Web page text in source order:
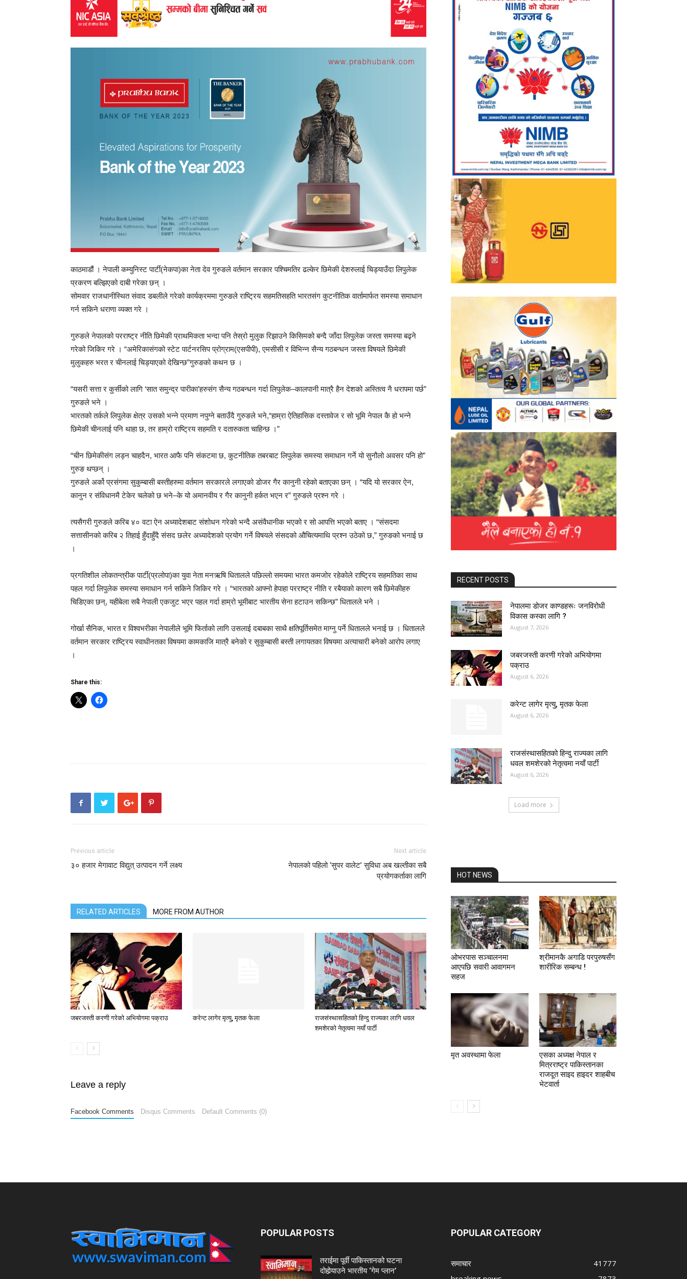
काठमाडौं । नेपाली कम्युनिस्ट पार्टी(नेकपा)का नेता देव गुरुङले वर्तमान सरकार पश्चिमतिर ढल्केर छिमेकी देशरुलाई चिड्याउँदा लिपुलेक
प्रकरण बल्झिएको दाबी गरेका छन् ।
सोमवार राजधानीस्थित संवाद डबलीले गरेको कार्यक्रममा गुरुङले राष्ट्रिय सहमतिसहति भारतसंग कुटनीतिक वार्तामार्फत समस्या समाधान
गर्न सकिने धराणा व्यक्त गरे ।
गुरुङले नेपालको परराष्ट्र नीति छिमेकी प्राथमिकता भन्दा पनि तेस्रो मुलुक रिझाउने किसिमको बन्दै जाँदा लिपुलेक जस्ता समस्या बढ्ने
गरेको जिकिर गरे । “अमेरिकासंगको स्टेट पार्टनरसिप प्रोग्राम(एसपीपी), एमसीसी र विभिन्न सैन्य गठबन्धन जस्ता विषयले छिमेकी
मुलुकहरु भरत र चीनलाई चिड्याएको देखिन्छ”गुरुङको कथन छ ।
“यसरी सत्ता र कुर्सीको लागि ‘सात समुन्द्र पारीका’हरुसंग सैन्य गठबन्धन गर्दा लिपुलेक–कालपानी मात्रै हैन देशको अस्तित्व नै धरापमा पर्छ”
गुरुङले भने ।
भारतको तर्कले लिपुलेक क्षेत्र उसको भन्ने प्रमाण नपुग्ने बताउँदै गुरुङले भने,“हाम्रा ऐतिहासिक दस्तावेज र सो भूमि नेपाल कै हो भन्ने
छिमेकी चीनलाई पनि थाहा छ, तर हाम्रो राष्ट्रिय सहमति र दतारुकता चाहिन्छ ।”
“चीन छिमेकीसंग लड्न चाहदैन, भारत आफै पनि संकटमा छ, कुटनीतिक तबरबाट लिपुलेक समस्या समाधान गर्ने यो सुनौलो अवसर पनि हो”
गुरुङ थप्छन् ।
गुरुङले अर्को प्रसंगमा सुकुम्बासी बस्तीहरुमा वर्तमान सरकारले लगाएको डोजर गैर कानुनी रहेको बताएका छन् । “यदि यो सरकार ऐन,
कानुन र संविधानमै टेकेर चलेको छ भने–के यो अमानवीय र गैर कानुनी हर्कत भएन र” गुरुङले प्रश्न गरे ।
त्यसैगरी गुरुङले करिब ४० वटा ऐन अध्यादेशबाट संशोधन गरेको भन्दै असंवैधानीक भएको र सो आपत्ति भएको बताए । “संसदमा
सत्तासीनको करिब २ तिहाई हुँदाहुँदै संसद छलेर अध्यादेशको प्रयोग गर्ने विषयले संसदको औचित्यमाथि प्रश्न उठेको छ,” गुरुङको भनाई छ
।
प्रगतिशील लोकतन्त्रीक पार्टी(प्रलोपा)का युवा नेता मनऋषि धितालले पछिल्लो समयमा भारत कमजोर रहेकोले राष्ट्रिय सहमतिका साथ
पहल गर्दा लिपुलेक समस्या समाधान गर्न सकिने जिकिर गरे । “भारतको आफ्नो हेपाहा परराष्ट्र नीति र रबैयाको कारण सबै छिमेकीहरु
चिडिएका छन्, यहीबेला सबै नेपाली एकजुट भएर पहल गर्दा हाम्रो भूमीबाट भारतीय सेना हटाउन सकिन्छ” धितालले भने ।
गोर्खा सैनिक, भारत र विश्वभरीका नेपालीले भूमि फिर्ताको लागि उसलाई दबाबका साथै क्षतिपूर्तिसमेत माग्नु पर्ने धितालले भनाई छ । धितालले
वर्तमान सरकार राष्ट्रिय स्वाधीनतका विषयमा कामकाजि मात्रै बनेको र सुकुम्बासी बस्ती लगायतका विषयमा अत्याचारी बनेको आरोप लगाए
।
Share this:
Previous article
३० हजार मेगावाट विद्युत् उत्पादन गर्ने लक्ष्य
Next article
नेपालको पहिलो ‘सुपर वालेट’ सुविधा अब खल्तीका सबै
प्रयोगकर्ताका लागि
RELATED ARTICLES MORE FROM AUTHOR
जबरजस्ती करणी गरेको अभियोगमा पक्राउ करेन्ट लागेर मृत्यु, मृतक फेला
राजसंस्थासहितको हिन्दु राज्यका लागि धवल
शमशेरको नेतृत्वमा नयाँ पार्टी
Leave a reply
Facebook Comments Disqus Comments Default Comments (0)
RECENT POSTS
नेपालमा डोजर काण्डहरूः जनविरोधी
विकास कस्का लागि ?
August 7, 2026
जबरजस्ती करणी गरेको अभियोगमा
पक्राउ
August 6, 2026
करेन्ट लागेर मृत्यु, मृतक फेला
August 6, 2026
राजसंस्थासहितको हिन्दु राज्यका लागि
धवल शमशेरको नेतृत्वमा नयाँ पार्टी
August 6, 2026
Load more
HOT NEWS
ओभरपास सञ्चालनमा
आएपछि सवारी आवागमन
सहज
श्रीमानकै अगाडि परपुरुषसँग
शारीरिक सम्बन्ध !
मृत अवस्थामा फेला
एसका अध्यक्ष नेपाल र
मित्रराष्ट्र पाकिस्तानका
राजदूत साइद हाइदर शाहबीच
भेटवार्ता
POPULAR POSTS
तराईमा पूर्वी पाकिस्तानको घटना
दोहोर्‍याउने भारतीय ‘गेम प्लान’
POPULAR CATEGORY
समाचार
41777